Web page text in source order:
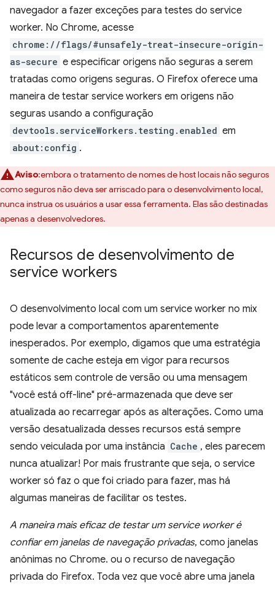
navegador a fazer exceções para testes do service
worker. No Chrome, acesse
chrome://flags/#unsafely-treat-insecure-origin-
as-secure e especificar origens não seguras a serem
tratadas como origens seguras. O Firefox oferece uma
maneira de testar service workers em origens não
seguras usando a configuração
devtools.serviceWorkers.testing.enabled em
about:config .
Aviso:embora o tratamento de nomes de host locais não seguros
como seguros não deva ser arriscado para o desenvolvimento local,
nunca instrua os usuários a usar essa ferramenta. Elas são destinadas
apenas a desenvolvedores.
Recursos de desenvolvimento de
service workers
O desenvolvimento local com um service worker no mix
pode levar a comportamentos aparentemente
inesperados. Por exemplo, digamos que uma estratégia
somente de cache esteja em vigor para recursos
estáticos sem controle de versão ou uma mensagem
"você está off-line" pré-armazenada que deve ser
atualizada ao recarregar após as alterações. Como uma
versão desatualizada desses recursos está sempre
sendo veiculada por uma instância Cache , eles parecem
nunca atualizar! Por mais frustrante que seja, o service
worker só faz o que foi criado para fazer, mas há
algumas maneiras de facilitar os testes.
A maneira mais eficaz de testar um service worker é
confiar em janelas de navegação privadas, como janelas
anônimas no Chrome. ou o recurso de navegação
privada do Firefox. Toda vez que você abre uma janela